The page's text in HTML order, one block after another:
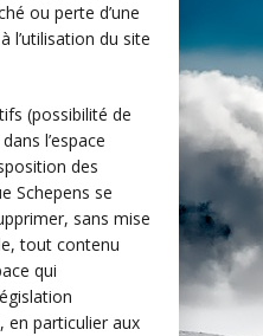
ou perte d’une
l’utilisation du site
(possibilité de
l’espace
des
Schepens se
sans mise
tout contenu
qui
en particulier aux